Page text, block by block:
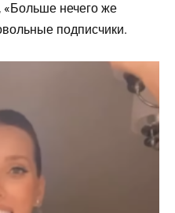
«Больше нечего же
подписчики.